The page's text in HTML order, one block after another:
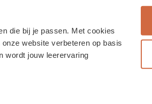
die bij je passen. Met cookies
website verbeteren op basis
wordt jouw leerervaring